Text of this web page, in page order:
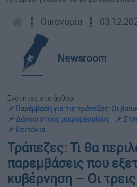
┋ Οικονομία ┋
Newsroom
Ενότητες στο άρθρο:
📌 Παρέμβαση για τις τράπεζες: Οι
📌 Δάνεια στους μικρομεσαίους
📌
📌 Επιτόκια
Τράπεζες: Τι θα
παρεμβάσεις που
κυβέρνηση – Οι